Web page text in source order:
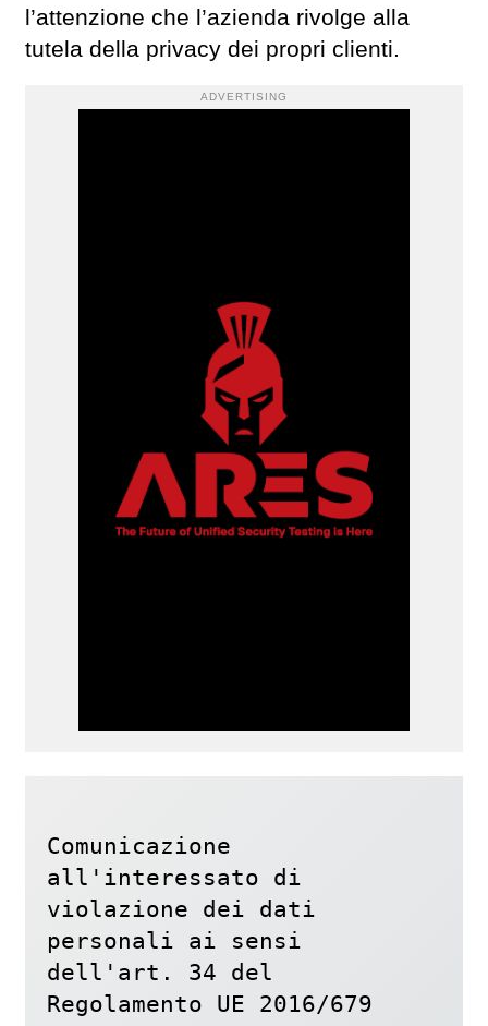
l’attenzione che l’azienda rivolge alla
tutela della privacy dei propri clienti.
ADVERTISING
Comunicazione
all'interessato di
violazione dei dati
personali ai sensi
dell'art. 34 del
Regolamento UE 2016/679